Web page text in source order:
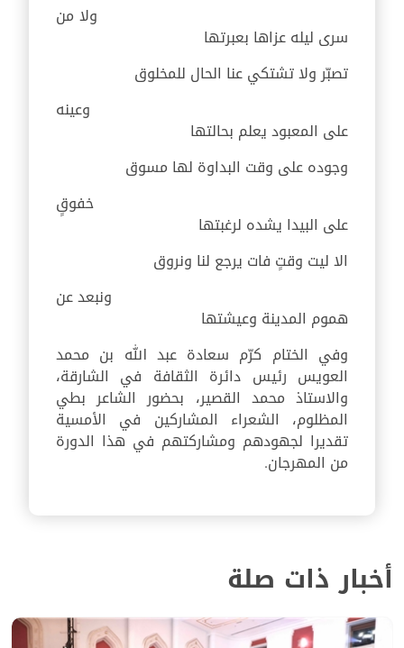
ولا من
سرى ليله عزاها بعبرتها
تصبّر ولا تشتكي عنا الحال للمخلوق
وعينه
على المعبود يعلم بحالتها
وجوده على وقت البداوة لها مسوق
خفوقٍ
على البيدا يشده لرغبتها
الا ليت وقتٍ فات يرجع لنا ونروق
ونبعد عن
هموم المدينة وعيشتها
وفي الختام كرّم سعادة عبد الله بن محمد
العويس رئيس دائرة الثقافة في الشارقة،
والاستاذ محمد القصير، بحضور الشاعر بطي
المظلوم، الشعراء المشاركين في الأمسية
تقديرا لجهودهم ومشاركتهم في هذا الدورة
من المهرجان.
أخبار ذات صلة